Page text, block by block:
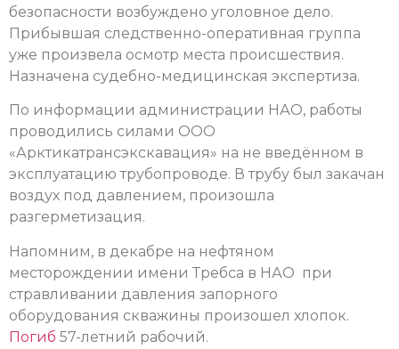
безопасности возбуждено уголовное дело.
Прибывшая следственно-оперативная группа
уже произвела осмотр места происшествия.
Назначена судебно-медицинская экспертиза.
По информации администрации НАО, работы
проводились силами ООО
«Арктикатрансэкскавация» на не введённом в
эксплуатацию трубопроводе. В трубу был закачан
воздух под давлением, произошла
разгерметизация.
Напомним, в декабре на нефтяном
месторождении имени Требса в НАО при
стравливании давления запорного
оборудования скважины произошел хлопок.
Погиб 57-летний рабочий.